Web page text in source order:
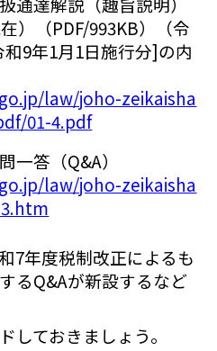
）（PDF/993KB）（令
9年1月1日施行分]の内
law/joho-zeikaisha
01-4.pdf
答（Q&A）
law/joho-zeikaisha
7年度税制改正によるも
るQ&Aが新設するなど
しておきましょう。